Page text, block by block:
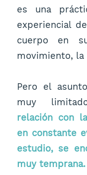
es una
experiencial
cuerpo en
movimiento, la
Pero el
muy
relación con
en constante
estudio, se
muy temprana.